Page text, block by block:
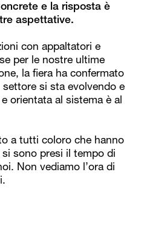
e la risposta è
aspettative.
con appaltatori e
per le nostre ultime
la fiera ha confermato
si sta evolvendo e
orientata al sistema è al
a tutti coloro che hanno
sono presi il tempo di
Non vediamo l’ora di